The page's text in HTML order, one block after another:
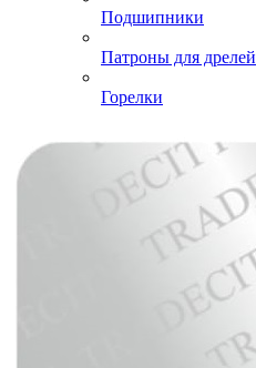
Подшипники
Патроны для дрелей
Горелки